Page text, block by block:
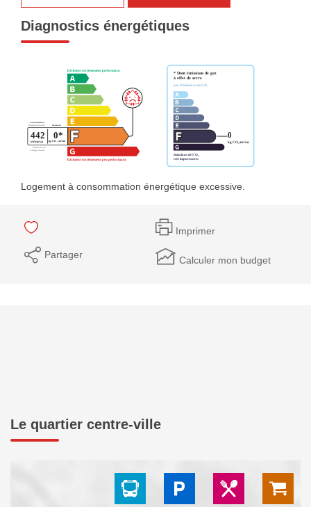
Diagnostics énergétiques
Logement à consommation énergétique excessive.
Imprimer
Partager Calculer mon budget
Le quartier centre-ville